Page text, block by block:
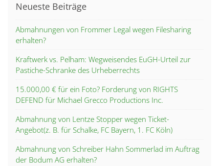
Neueste Beiträge
Abmahnungen von Frommer Legal wegen Filesharing
erhalten?
Kraftwerk vs. Pelham: Wegweisendes EuGH-Urteil zur
Pastiche-Schranke des Urheberrechts
15.000,00 € für ein Foto? Forderung von RIGHTS
DEFEND für Michael Grecco Productions Inc.
Abmahnung von Lentze Stopper wegen Ticket-
Angebot(z. B. für Schalke, FC Bayern, 1. FC Köln)
Abmahnung von Schreiber Hahn Sommerlad im Auftrag
der Bodum AG erhalten?